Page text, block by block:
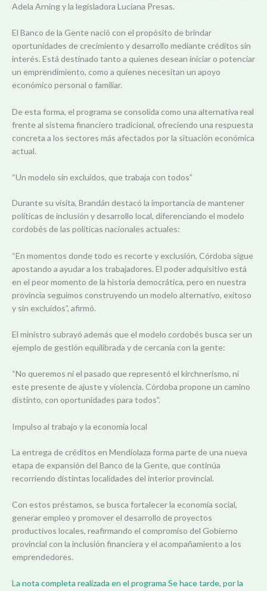
Adela Arning y la legisladora Luciana Presas.
El Banco de la Gente nació con el propósito de brindar
oportunidades de crecimiento y desarrollo mediante créditos sin
interés. Está destinado tanto a quienes desean iniciar o potenciar
un emprendimiento, como a quienes necesitan un apoyo
económico personal o familiar.
De esta forma, el programa se consolida como una alternativa real
frente al sistema financiero tradicional, ofreciendo una respuesta
concreta a los sectores más afectados por la situación económica
actual.
“Un modelo sin excluidos, que trabaja con todos”
Durante su visita, Brandán destacó la importancia de mantener
políticas de inclusión y desarrollo local, diferenciando el modelo
cordobés de las políticas nacionales actuales:
“En momentos donde todo es recorte y exclusión, Córdoba sigue
apostando a ayudar a los trabajadores. El poder adquisitivo está
en el peor momento de la historia democrática, pero en nuestra
provincia seguimos construyendo un modelo alternativo, exitoso
y sin excluidos”, afirmó.
El ministro subrayó además que el modelo cordobés busca ser un
ejemplo de gestión equilibrada y de cercanía con la gente:
“No queremos ni el pasado que representó el kirchnerismo, ni
este presente de ajuste y violencia. Córdoba propone un camino
distinto, con oportunidades para todos”.
Impulso al trabajo y la economía local
La entrega de créditos en Mendiolaza forma parte de una nueva
etapa de expansión del Banco de la Gente, que continúa
recorriendo distintas localidades del interior provincial.
Con estos préstamos, se busca fortalecer la economía social,
generar empleo y promover el desarrollo de proyectos
productivos locales, reafirmando el compromiso del Gobierno
provincial con la inclusión financiera y el acompañamiento a los
emprendedores.
La nota completa realizada en el programa Se hace tarde, por la